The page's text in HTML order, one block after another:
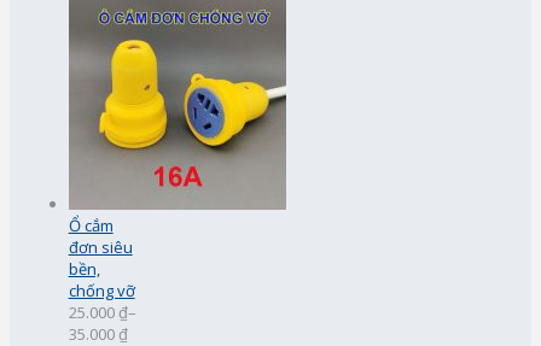
Ổ cắm
đơn siêu
bền,
chống vỡ
25.000 ₫–
35.000 ₫